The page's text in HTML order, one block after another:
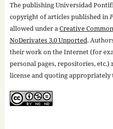
The publishing Universidad
copyright of articles published in
allowed under aCreative
NoDerivates 3.0 Unported.
their work on the Internet (for
personal pages, repositories,
license and quoting appropriately